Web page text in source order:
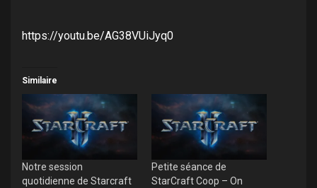
https://youtu.be/AG38VUiJyq0
Similaire
Notre session
quotidienne de Starcraft
Petite séance de
StarCraft Coop – On